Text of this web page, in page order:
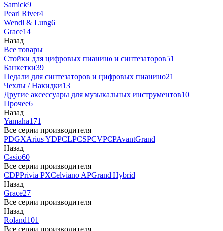
Samick9
Pearl River4
Wendl & Lung6
Grace14
Назад
Все товары
Стойки для цифровых пианино и синтезаторов51
Банкетки39
Педали для синтезаторов и цифровых пианино21
Чехлы / Накидки13
Другие аксессуары для музыкальных инструментов10
Прочее6
Назад
Yamaha171
Все серии производителя
PDGXArius YDPCLPCSPCVPCPAvantGrand
Назад
Casio60
Все серии производителя
CDPPrivia PXCelviano APGrand Hybrid
Назад
Grace27
Все серии производителя
Назад
Roland101
Все серии производителя